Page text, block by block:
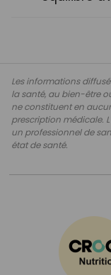
Les informations
la santé, au bien-être
ne constituent en
prescription médicale.
un professionnel de
état de santé.